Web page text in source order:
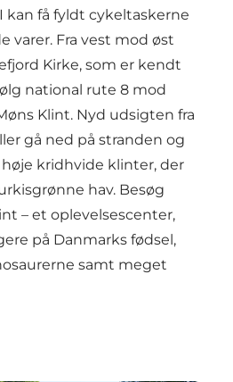
kan få fyldt cykeltaskerne
varer. Fra vest mod øst
Kirke, som er kendt
national rute 8 mod
Klint. Nyd udsigten fra
gå ned på stranden og
kridhvide klinter, der
hav. Besøg
– et oplevelsescenter,
på Danmarks fødsel,
samt meget